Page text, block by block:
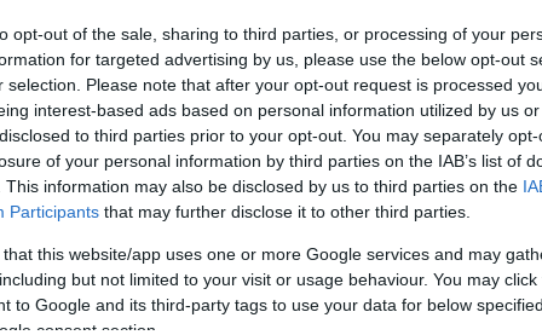
opt-out of the sale, sharing to third parties, or processing of your
for targeted advertising by us, please use the below opt-out
selection. Please note that after your opt-out request is processed
interest-based ads based on personal information utilized by us
to third parties prior to your opt-out. You may separately
of your personal information by third parties on the IAB’s list of
This information may also be disclosed by us to third parties on the
Participants that may further disclose it to other third parties.
that this website/app uses one or more Google services and may
but not limited to your visit or usage behaviour. You may
to Google and its third-party tags to use your data for below
consent section.
az ütközés következtében pedig
egyensúly felborult, a gép egyik
megnehezítette a vezetést, Fernández
ennek ellenére megelőzte Brad Bindert is,
eredménnyel.